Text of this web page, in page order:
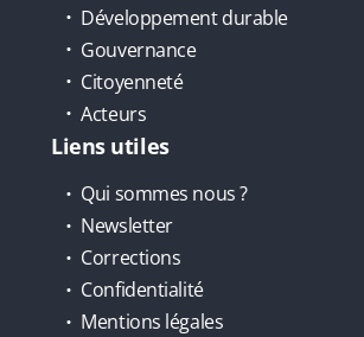
Développement durable
Gouvernance
Citoyenneté
Acteurs
Liens utiles
Qui sommes nous ?
Newsletter
Corrections
Confidentialité
Mentions légales